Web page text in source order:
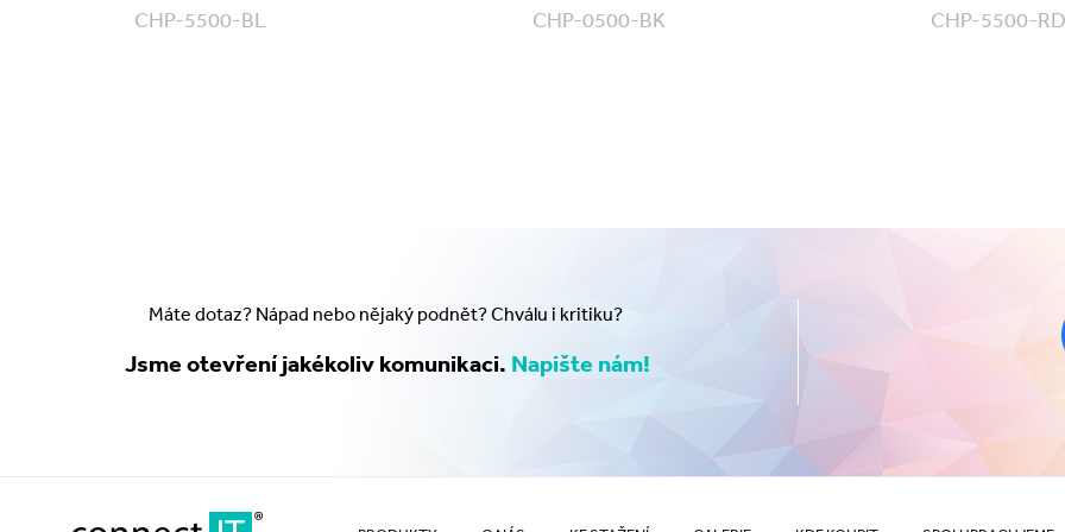
CHP-5500-BL CHP-0500-BK CHP-5500-RD
Máte dotaz? Nápad nebo nějaký podnět? Chválu i kritiku?
Jsme otevření jakékoliv komunikaci. Napište nám!